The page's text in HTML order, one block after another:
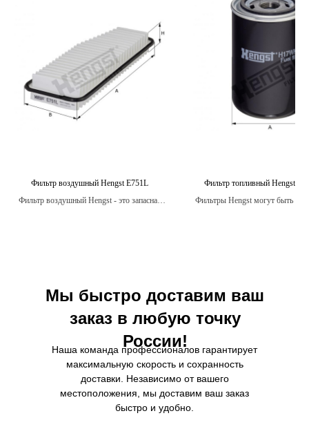
Фильтр воздушный Hengst E751L
Фильтр воздушный Hengst - это запасная
Фильтр топливный Hengst
Фильтры Hengst могут быть
Мы быстро доставим ваш
заказ в любую точку
России!
Наша команда профессионалов гарантирует
максимальную скорость и сохранность
доставки. Независимо от вашего
местоположения, мы доставим ваш заказ
быстро и удобно.